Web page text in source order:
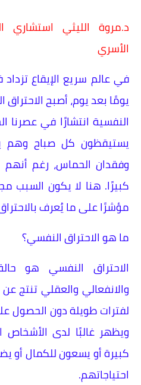
د.مروة الليثي استشاري
الأسري
في عالم سريع الإيقاع
يومًا بعد يوم، أصبح
النفسية انتشارًا في عصرنا
يستيقظون كل صباح وهم
وفقدان الحماس، رغم
كبيرًا. هنا لا يكون السبب
مؤشرًا على ما يُعرف
ما هو الاحتراق النفسي؟
الاحتراق النفسي هو
والانفعالي والعقلي تنتج
لفترات طويلة دون الحصول
ويظهر غالبًا لدى الأشخاص
كبيرة أو يسعون للكمال أو
احتياجاتهم.